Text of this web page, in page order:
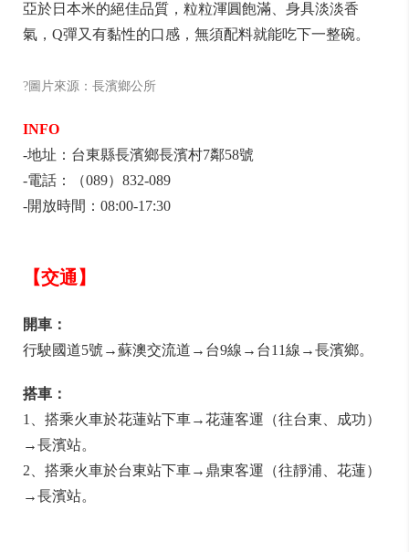
亞於日本米的絕佳品質，粒粒渾圓飽滿、身具淡淡香
氣，Q彈又有黏性的口感，無須配料就能吃下一整碗。
?圖片來源：長濱鄉公所
INFO
-地址：台東縣長濱鄉長濱村7鄰58號
-電話：（089）832-089
-開放時間：08:00-17:30
【交通】
開車：
行駛國道5號→蘇澳交流道→台9線→台11線→長濱鄉。
搭車：
1、搭乘火車於花蓮站下車→花蓮客運（往台東、成功）
→長濱站。
2、搭乘火車於台東站下車→鼎東客運（往靜浦、花蓮）
→長濱站。